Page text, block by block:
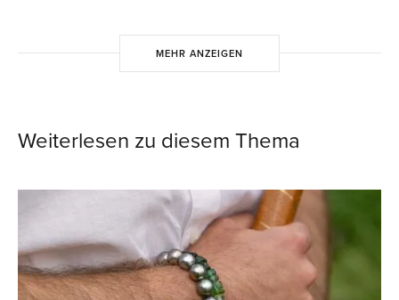
MEHR ANZEIGEN
Weiterlesen zu diesem Thema